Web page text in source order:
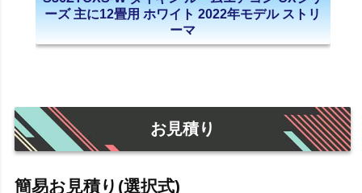
ーズ 主に12畳用 ホワイト 2022年モデル ストリ
ーマ
お見積り